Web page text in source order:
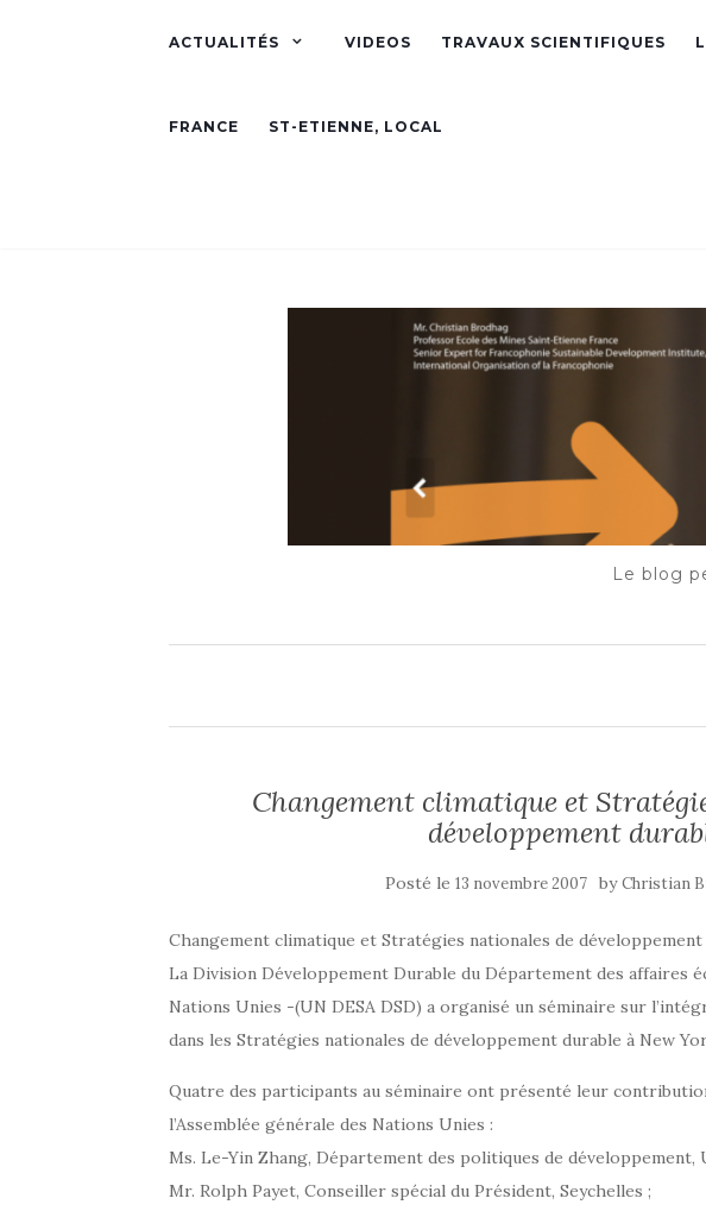
ACTUALITÉS VIDEOS TRAVAUX SCIENTIFIQUES
FRANCE ST-ETIENNE, LOCAL
Le blog
Changement climatique et
développement
Posté le 13 novembre 2007 byChristian
Changement climatique et Stratégies nationales de développement
La Division Développement Durable du Département des affaires
Nations Unies -(UN DESA DSD) a organisé un séminaire sur
dans les Stratégies nationales de développement durable à New
Quatre des participants au séminaire ont présenté leur
l’Assemblée générale des Nations Unies :
Ms. Le-Yin Zhang, Département des politiques de
Mr. Rolph Payet, Conseiller spécial du Président, Seychelles ;